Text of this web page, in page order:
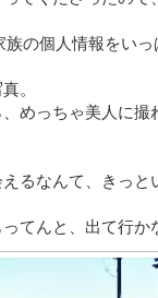
の個人情報をいっ
。
めっちゃ美人に撮
るなんて、きっと
てんと、出て行か